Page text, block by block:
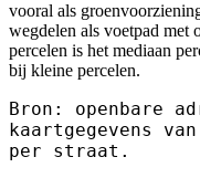
vooral als
wegdelen als voetpad met
percelen is het mediaan
bij kleine percelen.
Bron: openbare
kaartgegevens
per straat.